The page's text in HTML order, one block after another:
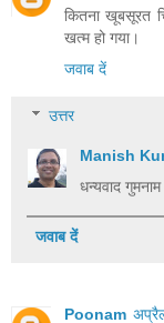
कितना खूबसूरत
खत्म हो गया।
जवाब दें
उत्तर
Manish
धन्यवाद
जवाब दें
Poonam